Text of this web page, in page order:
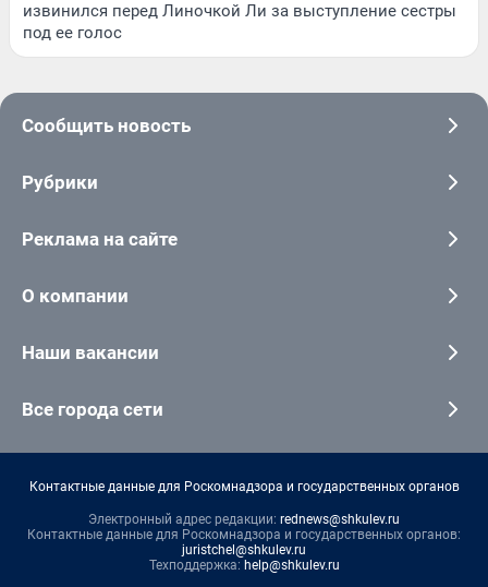
извинился перед Линочкой Ли за выступление сестры
под ее голос
Сообщить новость
Рубрики
Реклама на сайте
О компании
Наши вакансии
Все города сети
Контактные данные для Роскомнадзора и государственных органов
Электронный адрес редакции: rednews@shkulev.ru
Контактные данные для Роскомнадзора и государственных органов:
juristchel@shkulev.ru
Техподдержка: help@shkulev.ru